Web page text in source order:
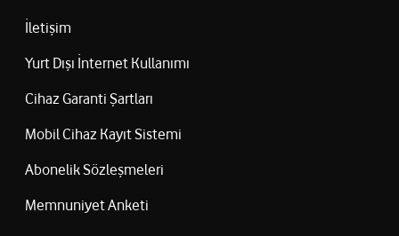
İletişim
Yurt Dışı İnternet Kullanımı
Cihaz Garanti Şartları
Mobil Cihaz Kayıt Sistemi
Abonelik Sözleşmeleri
Memnuniyet Anketi